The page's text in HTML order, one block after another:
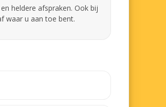
heldere afspraken. Ook bij
waar u aan toe bent.